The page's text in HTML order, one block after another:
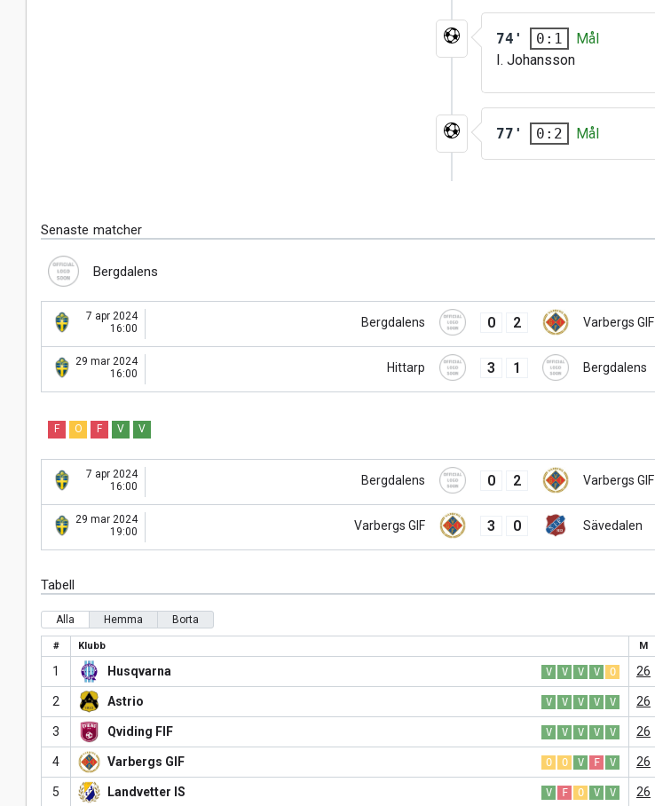
74' 0:1
Mål
I. Johansson
77' 0:2 Mål
Senaste matcher
Bergdalens
7 apr 2024
16:00
Bergdalens 0 2 Varbergs GIF
29 mar 2024
16:00
Hittarp 3 1 Bergdalens
F O F V V
7 apr 2024
16:00
Bergdalens 0 2 Varbergs GIF
29 mar 2024
19:00
Varbergs GIF 3 0 Sävedalen
Tabell
Alla Hemma Borta
# Klubb M
1 Husqvarna V V V V O 26
2 Astrio V V V V V 26
3 Qviding FIF V V V V V 26
4 Varbergs GIF O O V F V 26
5 Landvetter IS V F O V V 26